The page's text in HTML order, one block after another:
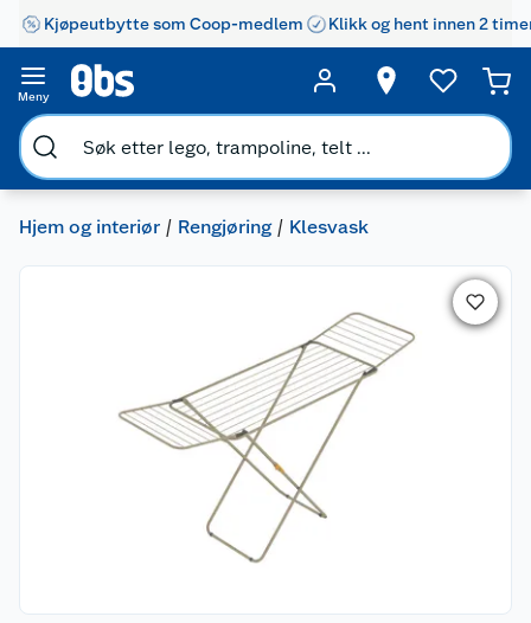
Kjøpeutbytte som Coop-medlem Klikk og hent innen 2
Meny
Hjem og interiør Rengjøring Klesvask